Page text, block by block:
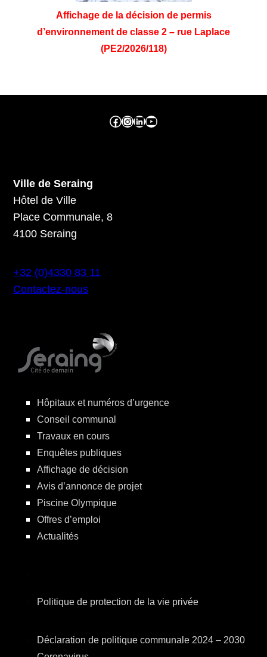
Affichage de la décision de permis
d’environnement de classe 2 – rue Laplace
(PE2/2026/118)
Facebook ville de seraing Instragram ville de seraing linkedin – ville de seraing YouTube
Ville de Seraing
Hôtel de Ville
Place Communale, 8
4100 Seraing
+32 (0)4330 83 11
Contactez-nous
Hôpitaux et numéros d’urgence
Conseil communal
Travaux en cours
Enquêtes publiques
Affichage de décision
Avis d’annonce de projet
Piscine Olympique
Offres d’emploi
Actualités
Politique de protection de la vie privée
Déclaration de politique communale 2024 – 2030